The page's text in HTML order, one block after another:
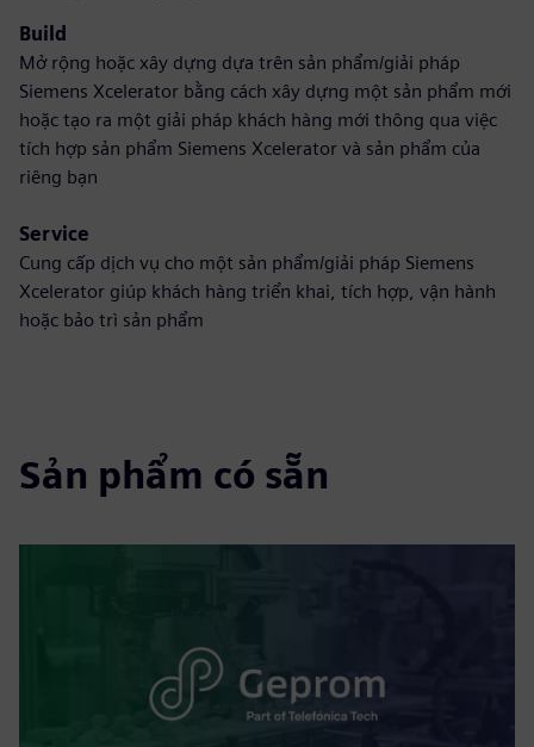
Build
Mở rộng hoặc xây dựng dựa trên sản phẩm/giải pháp
Siemens Xcelerator bằng cách xây dựng một sản phẩm mới
hoặc tạo ra một giải pháp khách hàng mới thông qua việc
tích hợp sản phẩm Siemens Xcelerator và sản phẩm của
riêng bạn
Service
Cung cấp dịch vụ cho một sản phẩm/giải pháp Siemens
Xcelerator giúp khách hàng triển khai, tích hợp, vận hành
hoặc bảo trì sản phẩm
Sản phẩm có sẵn